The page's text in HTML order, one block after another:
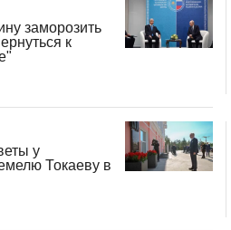
заморозить
к
у
Токаеву в